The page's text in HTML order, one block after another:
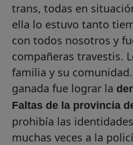
trans, todas en
ella lo estuvo tanto
con todos nosotros y
compañeras travestis.
familia y su
ganada fue lograr la
Faltas de la provincia
prohibía las
muchas veces a la